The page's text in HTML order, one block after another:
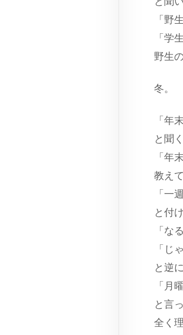
「野
「学
野生
冬。
「年
と聞
「年
教え
「一
と付
「な
「じ
と逆
「月
と言
全く